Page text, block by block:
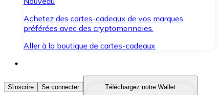
Achetez des cartes-cadeaux de vos marques
préférées avec des cryptomonnaies.
Aller à la boutique de cartes-cadeaux
Acheter des Cryptomonnaies
S'inscrire Se connecter
Téléchargez notre Wallet